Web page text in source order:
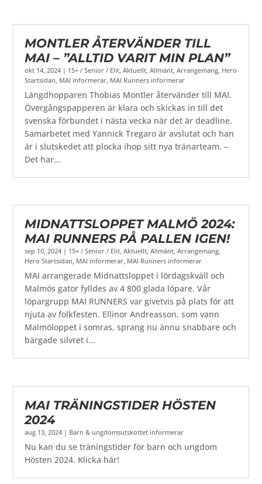
MONTLER ÅTERVÄNDER TILL
MAI – ”ALLTID VARIT MIN PLAN”
okt 14, 2024 | 15+ / Senior / Elit ,Aktuellt ,Allmänt ,Arrangemang Hero
Startsidan MAI informerar MAI Runners informerar
Längdhopparen Thobias Montler återvänder till MAI.
Övergångspapperen är klara och skickas in till det
svenska förbundet i nästa vecka när det är deadline.
Samarbetet med Yannick Tregaro är avslutat och han
är i slutskedet att plocka ihop sitt nya tränarteam. –
Det har...
MIDNATTSLOPPET MALMÖ 2024:
MAI RUNNERS PÅ PALLEN IGEN!
sep 10, 2024 | 15+ / Senior / Elit,Aktuellt,Allmänt,Arrangemang,
Hero Startsidan, MAI informerar, MAI Runners informerar
MAI arrangerade Midnattsloppet i lördagskväll och
Malmös gator fylldes av 4 800 glada löpare. Vår
löpargrupp MAI RUNNERS var givetvis på plats för att
njuta av folkfesten. Ellinor Andreasson, som vann
Malmöloppet i somras, sprang nu ännu snabbare och
bärgade silvret i...
MAI TRÄNINGSTIDER HÖSTEN
2024
aug 13, 2024 | Barn & ungdomsutskottet informerar
Nu kan du se träningstider för barn och ungdom
Hösten 2024. Klicka här!